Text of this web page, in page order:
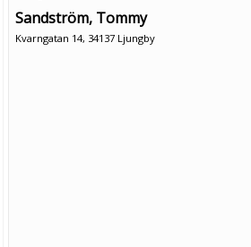
Sandström, Tommy
Kvarngatan 14, 34137 Ljungby